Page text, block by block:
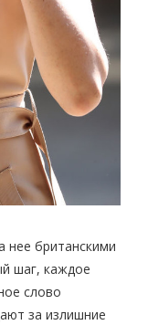
нее британскими
шаг, каждое
слово
за излишние